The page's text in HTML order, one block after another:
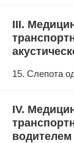
III.
15. Слепота
IV.
водителем